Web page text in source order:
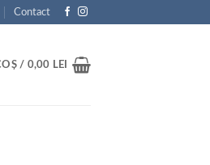
Contact
/ 0,00 LEI